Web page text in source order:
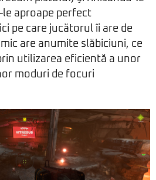
aproape perfect
pe care jucătorul îi are de
are anumite slăbiciuni, ce
utilizarea eficientă a unor
moduri de focuri